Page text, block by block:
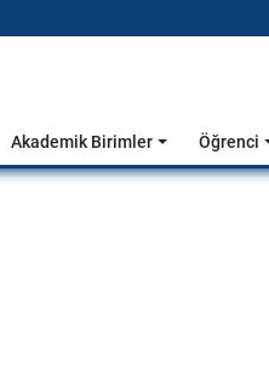
Akademik Birimler Öğrenci